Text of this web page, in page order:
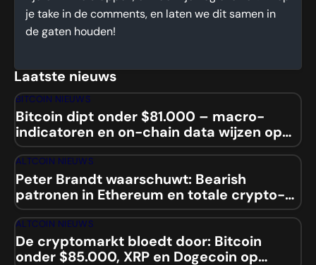
je take in de comments, en laten we dit samen in
de gaten houden!
Laatste nieuws
BITCOIN NIEUWS
Bitcoin dipt onder $81.000 – macro-
indicatoren en on-chain data wijzen op
mogelijke squeeze
ALTCOIN NIEUWS
Peter Brandt waarschuwt: Bearish
patronen in Ethereum en totale crypto-
marktcap
ALTCOIN NIEUWS
De cryptomarkt bloedt door: Bitcoin
onder $85.000, XRP en Dogecoin op